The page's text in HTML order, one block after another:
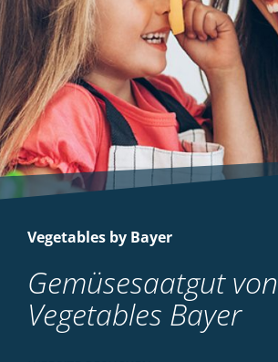
Vegetables by Bayer
Gemüsesaatgut von
Vegetables Bayer